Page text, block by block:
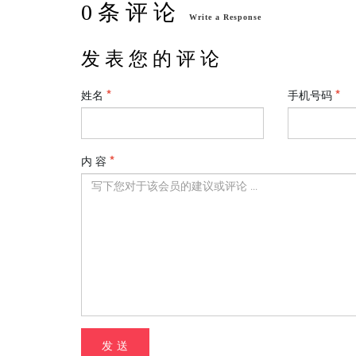
0 条 评 论 Write a Response
发 表 您 的 评 论
姓名 手机号码
内 容
发 送